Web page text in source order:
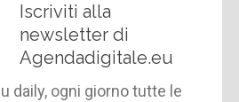
Iscriviti alla
newsletter di
Agendadigitale.eu
daily, ogni giorno tutte le